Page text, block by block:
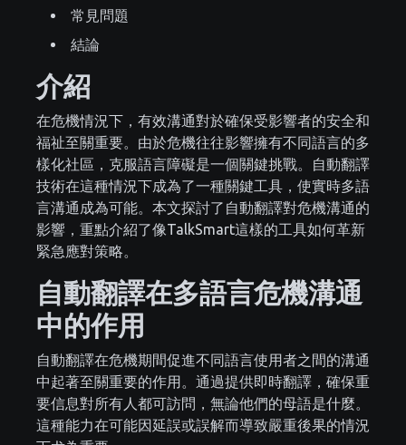
常見問題
結論
介紹
在危機情況下，有效溝通對於確保受影響者的安全和
福祉至關重要。由於危機往往影響擁有不同語言的多
樣化社區，克服語言障礙是一個關鍵挑戰。自動翻譯
技術在這種情況下成為了一種關鍵工具，使實時多語
言溝通成為可能。本文探討了自動翻譯對危機溝通的
影響，重點介紹了像TalkSmart這樣的工具如何革新
緊急應對策略。
自動翻譯在多語言危機溝通
中的作用
自動翻譯在危機期間促進不同語言使用者之間的溝通
中起著至關重要的作用。通過提供即時翻譯，確保重
要信息對所有人都可訪問，無論他們的母語是什麼。
這種能力在可能因延誤或誤解而導致嚴重後果的情況